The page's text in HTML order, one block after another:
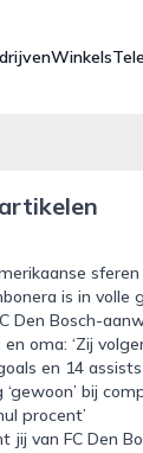
Winkels
is in volle
Den Bosch-
en oma: ‘Zij
en 14
bij
procent’
jij van FC Den